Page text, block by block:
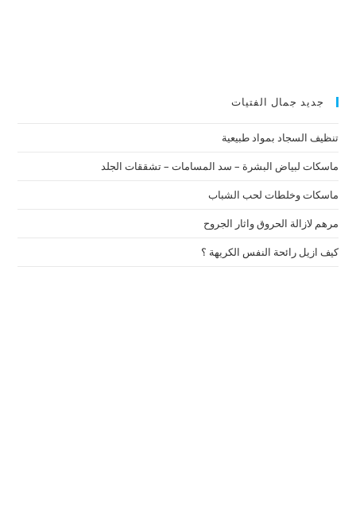
جديد جمال الفتيات
تنظيف السجاد بمواد طبيعية
ماسكات لبياض البشرة – سد المسامات – تشققات الجلد
ماسكات وخلطات لحب الشباب
مرهم لازالة الحروق واثار الجروح
كيف ازيل رائحة النفس الكريهة ؟